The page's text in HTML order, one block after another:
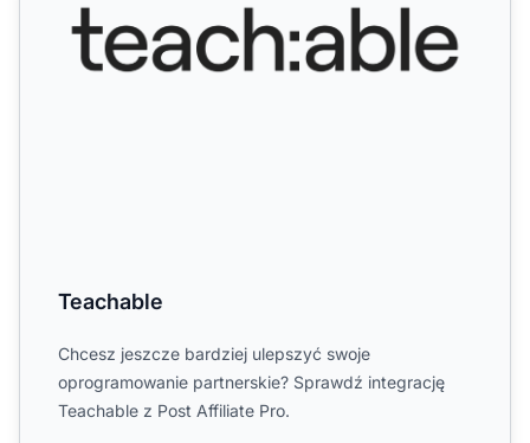
Teachable
Chcesz jeszcze bardziej ulepszyć swoje
oprogramowanie partnerskie? Sprawdź integrację
Teachable z Post Affiliate Pro.